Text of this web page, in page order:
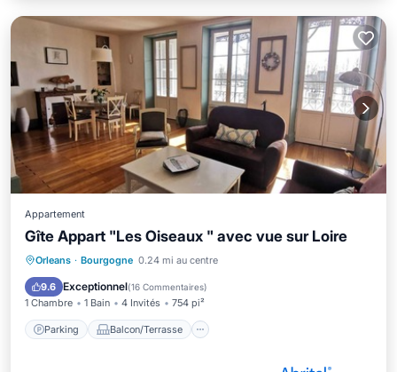
Appartement
Gîte Appart "Les Oiseaux " avec vue sur Loire
Orleans · Bourgogne 0.24 mi au centre
9.6 Exceptionnel(16 Commentaires)
1 Chambre 1 Bain 4 Invités 754 pi²
Parking Balcon/Terrasse
Parking Balcon/Terrasse
Internet